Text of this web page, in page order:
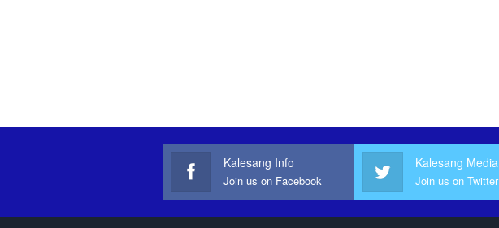
Kalesang Info
Join us on Facebook
Kalesang Media
Join us on Twitter